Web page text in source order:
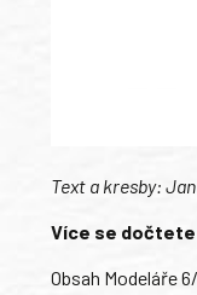
Text a kresby:
Více se dočtete
Obsah Modeláře